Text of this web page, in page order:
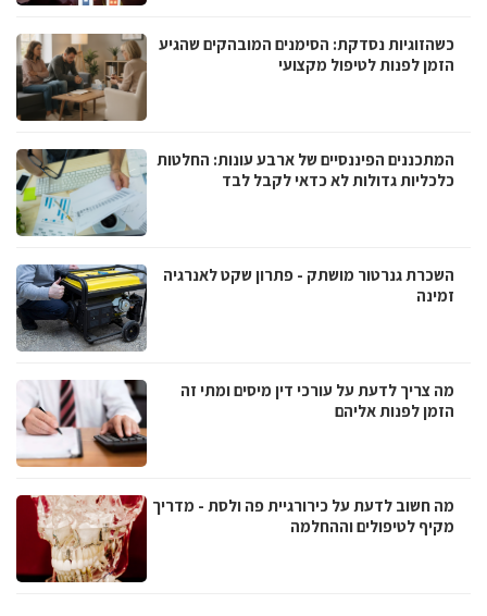
כשהזוגיות נסדקת: הסימנים המובהקים שהגיע
הזמן לפנות לטיפול מקצועי
המתכננים הפיננסיים של ארבע עונות: החלטות
כלכליות גדולות לא כדאי לקבל לבד
השכרת גנרטור מושתק - פתרון שקט לאנרגיה
זמינה
מה צריך לדעת על עורכי דין מיסים ומתי זה
הזמן לפנות אליהם
מה חשוב לדעת על כירורגיית פה ולסת - מדריך
מקיף לטיפולים וההחלמה